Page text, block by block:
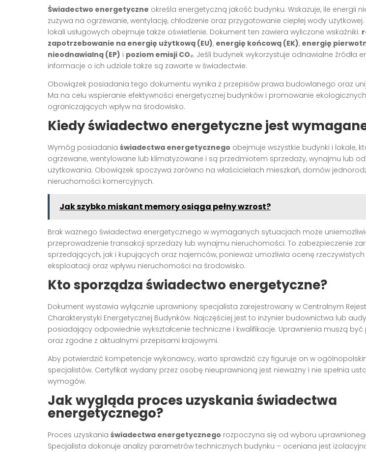
Świadectwo energetyczne określa energetyczną jakość budynku. Wskazuje, ile energii
zużywa na ogrzewanie, wentylację, chłodzenie oraz przygotowanie ciepłej wody
lokali usługowych obejmuje także oświetlenie. Dokument ten zawiera wyliczone wskaźniki:
zapotrzebowanie na energię użytkową (EU), energię końcową (EK), energię
nieodnawialną (EP) i poziom emisji CO₂. Jeśli budynek wykorzystuje odnawialne źródła
informacje o ich udziale także są zawarte w świadectwie.
Obowiązek posiadania tego dokumentu wynika z przepisów prawa budowlanego oraz
Ma na celu wspieranie efektywności energetycznej budynków i promowanie
ograniczających wpływ na środowisko.
Kiedy świadectwo energetyczne jest
Wymóg posiadania świadectwa energetycznego obejmuje wszystkie budynki i lokale,
ogrzewane, wentylowane lub klimatyzowane i są przedmiotem sprzedaży, wynajmu lub
użytkowania. Obowiązek spoczywa zarówno na właścicielach mieszkań, domów
nieruchomości komercyjnych.
Jak szybko miskant memory osiąga pełny wzrost?
Brak ważnego świadectwa energetycznego w wymaganych sytuacjach może
przeprowadzenie transakcji sprzedaży lub wynajmu nieruchomości. To zabezpieczenie
sprzedających, jak i kupujących oraz najemców, ponieważ umożliwia ocenę
eksploatacji oraz wpływu nieruchomości na środowisko.
Kto sporządza świadectwo energetyczne?
Dokument wystawia wyłącznie uprawniony specjalista zarejestrowany w Centralnym
Charakterystyki Energetycznej Budynków. Najczęściej jest to inżynier budownictwa lub
posiadający odpowiednie wykształcenie techniczne i kwalifikacje. Uprawnienia muszą
oraz zgodne z aktualnymi przepisami krajowymi.
Aby potwierdzić kompetencje wykonawcy, warto sprawdzić czy figuruje on w
specjalistów. Certyfikat wydany przez osobę nieuprawnioną jest nieważny i nie spełnia
wymogów.
Jak wygląda proces uzyskania świadectwa
energetycznego?
Proces uzyskania świadectwa energetycznego rozpoczyna się od wyboru
Specjalista dokonuje analizy parametrów technicznych budynku – oceniana jest